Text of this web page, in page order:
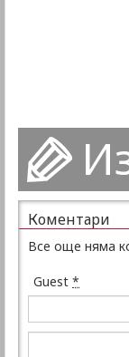
Коментари
Все още няма
Guest *